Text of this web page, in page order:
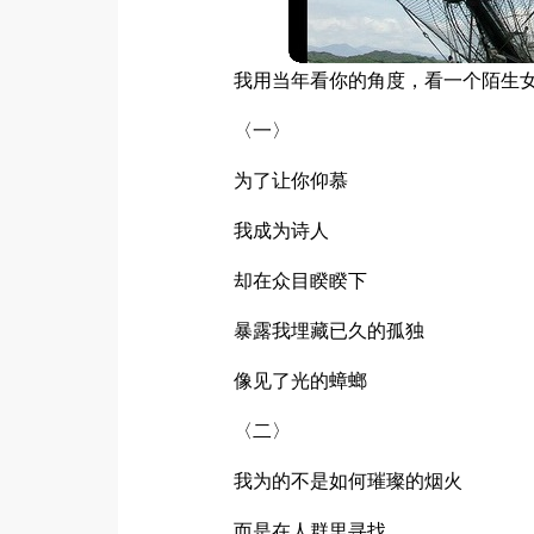
我用当年看你的角度，看一个陌生
〈一〉
为了让你仰慕
我成为诗人
却在众目睽睽下
暴露我埋藏已久的孤独
像见了光的蟑螂
〈二〉
我为的不是如何璀璨的烟火